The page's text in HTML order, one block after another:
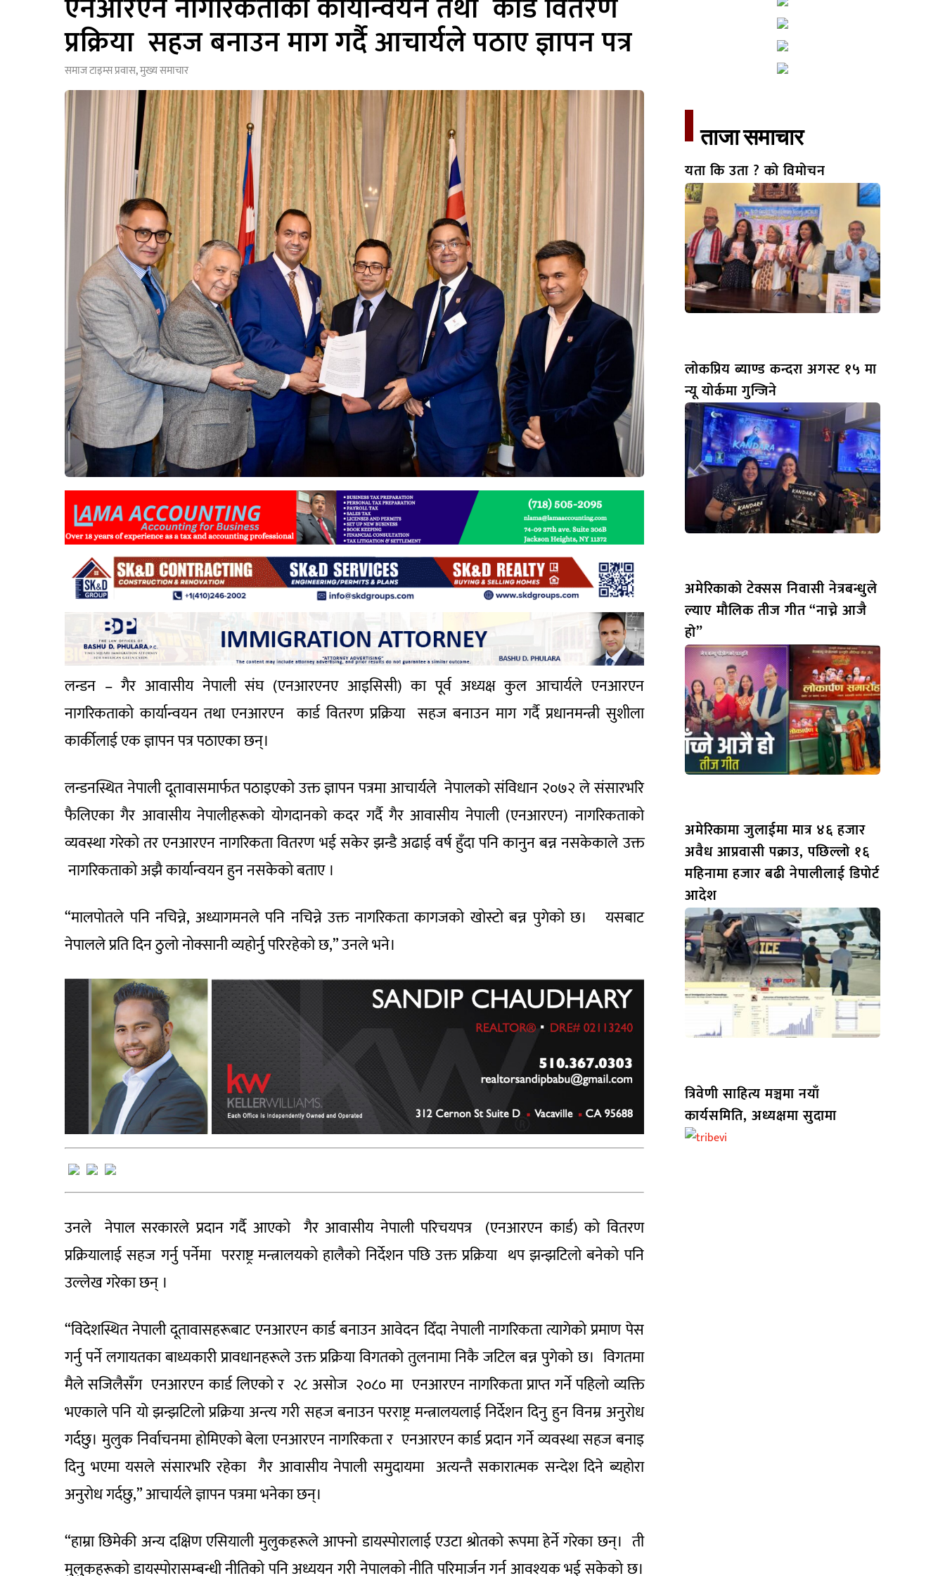
प्रक्रिया सहज बनाउन माग गर्दै आचार्यले पठाए ज्ञापन पत्र
समाज टाइम्सप्रवास,मुख्य समाचार
लन्डन – गैर आवासीय नेपाली संघ (एनआरएनए आइसिसी) का पूर्व अध्यक्ष कुल आचार्यले एनआरएन
नागरिकताको कार्यान्वयन तथा एनआरएन कार्ड वितरण प्रक्रिया सहज बनाउन माग गर्दै प्रधानमन्त्री सुशीला
कार्कीलाई एक ज्ञापन पत्र पठाएका छन्।
लन्डनस्थित नेपाली दूतावासमार्फत पठाइएको उक्त ज्ञापन पत्रमा आचार्यले नेपालको संविधान २०७२ ले संसारभरि
फैलिएका गैर आवासीय नेपालीहरूको योगदानको कदर गर्दै गैर आवासीय नेपाली (एनआरएन) नागरिकताको
व्यवस्था गरेको तर एनआरएन नागरिकता वितरण भई सकेर झन्डै अढाई वर्ष हुँदा पनि कानुन बन्न नसकेकाले उक्त
नागरिकताको अझै कार्यान्वयन हुन नसकेको बताए ।
“मालपोतले पनि नचिन्ने, अध्यागमनले पनि नचिन्ने उक्त नागरिकता कागजको खोस्टो बन्न पुगेको छ। यसबाट
नेपालले प्रति दिन ठुलो नोक्सानी व्यहोर्नु परिरहेको छ,” उनले भने।
उनले नेपाल सरकारले प्रदान गर्दै आएको गैर आवासीय नेपाली परिचयपत्र (एनआरएन कार्ड) को वितरण
प्रक्रियालाई सहज गर्नु पर्नेमा परराष्ट्र मन्त्रालयको हालैको निर्देशन पछि उक्त प्रक्रिया थप झन्झटिलो बनेको पनि
उल्लेख गरेका छन् ।
“विदेशस्थित नेपाली दूतावासहरूबाट एनआरएन कार्ड बनाउन आवेदन दिँदा नेपाली नागरिकता त्यागेको प्रमाण पेस
गर्नु पर्ने लगायतका बाध्यकारी प्रावधानहरूले उक्त प्रक्रिया विगतको तुलनामा निकै जटिल बन्न पुगेको छ। विगतमा
मैले सजिलैसँग एनआरएन कार्ड लिएको र २८ असोज २०८० मा एनआरएन नागरिकता प्राप्त गर्ने पहिलो व्यक्ति
भएकाले पनि यो झन्झटिलो प्रक्रिया अन्त्य गरी सहज बनाउन परराष्ट्र मन्त्रालयलाई निर्देशन दिनु हुन विनम्र अनुरोध
गर्दछु। मुलुक निर्वाचनमा होमिएको बेला एनआरएन नागरिकता र एनआरएन कार्ड प्रदान गर्ने व्यवस्था सहज बनाइ
दिनु भएमा यसले संसारभरि रहेका गैर आवासीय नेपाली समुदायमा अत्यन्तै सकारात्मक सन्देश दिने ब्यहोरा
अनुरोध गर्दछु,” आचार्यले ज्ञापन पत्रमा भनेका छन्।
“हाम्रा छिमेकी अन्य दक्षिण एसियाली मुलुकहरूले आफ्नो डायस्पोरालाई एउटा श्रोतको रूपमा हेर्ने गरेका छन्। ती
मुलुकहरूको डायस्पोरासम्बन्धी नीतिको पनि अध्ययन गरी नेपालको नीति परिमार्जन गर्न आवश्यक भई सकेको छ।
ताजा समाचार​
यता कि उता ? को विमोचन
लोकप्रिय ब्याण्ड कन्दरा अगस्ट १५ मा
न्यू योर्कमा गुन्जिने
अमेरिकाको टेक्सस निवासी नेत्रबन्धुले
ल्याए मौलिक तीज गीत “नाच्ने आजै
हो”
अमेरिकामा जुलाईमा मात्र ४६ हजार
अवैध आप्रवासी पक्राउ, पछिल्लो १६
महिनामा हजार बढी नेपालीलाई डिपोर्ट
आदेश
त्रिवेणी साहित्य मञ्चमा नयाँ
कार्यसमिति, अध्यक्षमा सुदामा